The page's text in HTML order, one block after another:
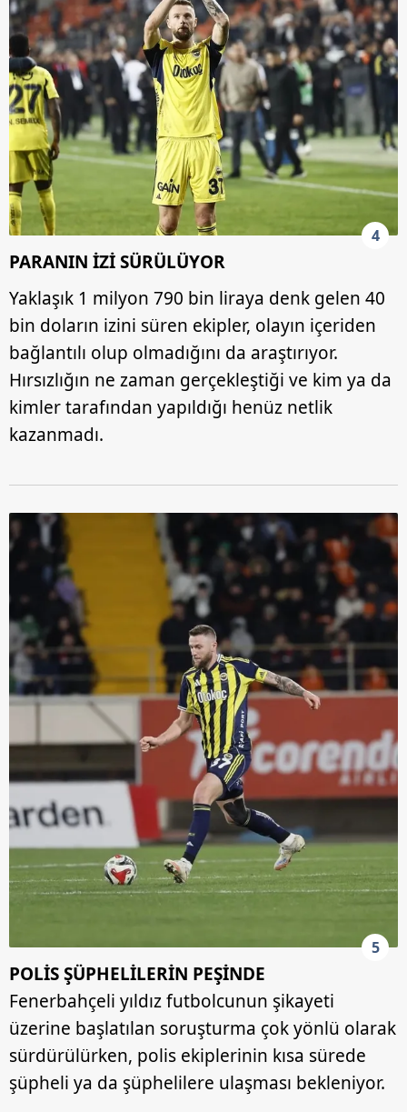
4
PARANIN İZİ SÜRÜLÜYOR
Yaklaşık 1 milyon 790 bin liraya denk gelen 40
bin doların izini süren ekipler, olayın içeriden
bağlantılı olup olmadığını da araştırıyor.
Hırsızlığın ne zaman gerçekleştiği ve kim ya da
kimler tarafından yapıldığı henüz netlik
kazanmadı.
5
POLİS ŞÜPHELİLERİN PEŞİNDE
Fenerbahçeli yıldız futbolcunun şikayeti
üzerine başlatılan soruşturma çok yönlü olarak
sürdürülürken, polis ekiplerinin kısa sürede
şüpheli ya da şüphelilere ulaşması bekleniyor.